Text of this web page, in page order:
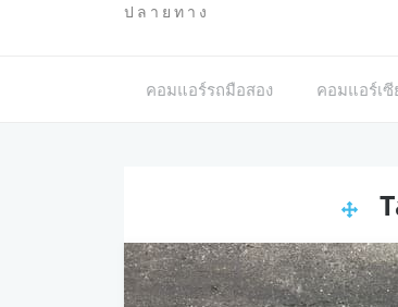
ปลายทาง
คอมแอร์รถมือสอง คอมแอร์เซี